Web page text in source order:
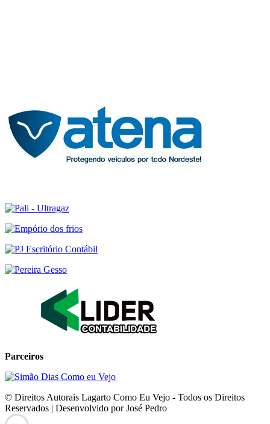
Parceiros
© Direitos Autorais Lagarto Como Eu Vejo - Todos os Direitos
Reservados | Desenvolvido por José Pedro